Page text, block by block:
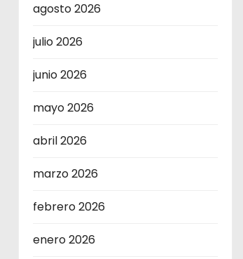
agosto 2026
julio 2026
junio 2026
mayo 2026
abril 2026
marzo 2026
febrero 2026
enero 2026